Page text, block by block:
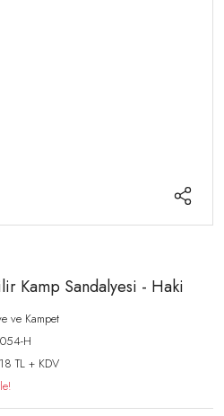
Kamp Sandalyesi - Haki
ve Kampet
H
TL + KDV